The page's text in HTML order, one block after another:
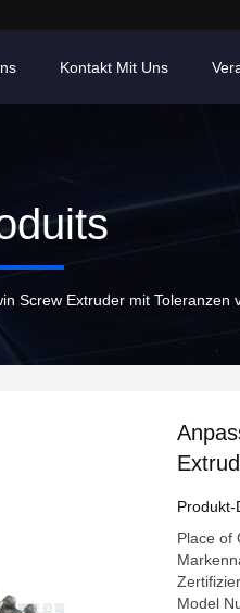
Kontakt Mit Uns
Screw Extruder mit
Produkt-
Place of
Model